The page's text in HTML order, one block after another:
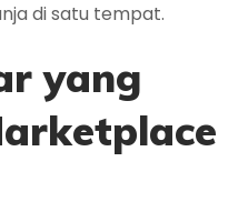
di satu tempat.
yang